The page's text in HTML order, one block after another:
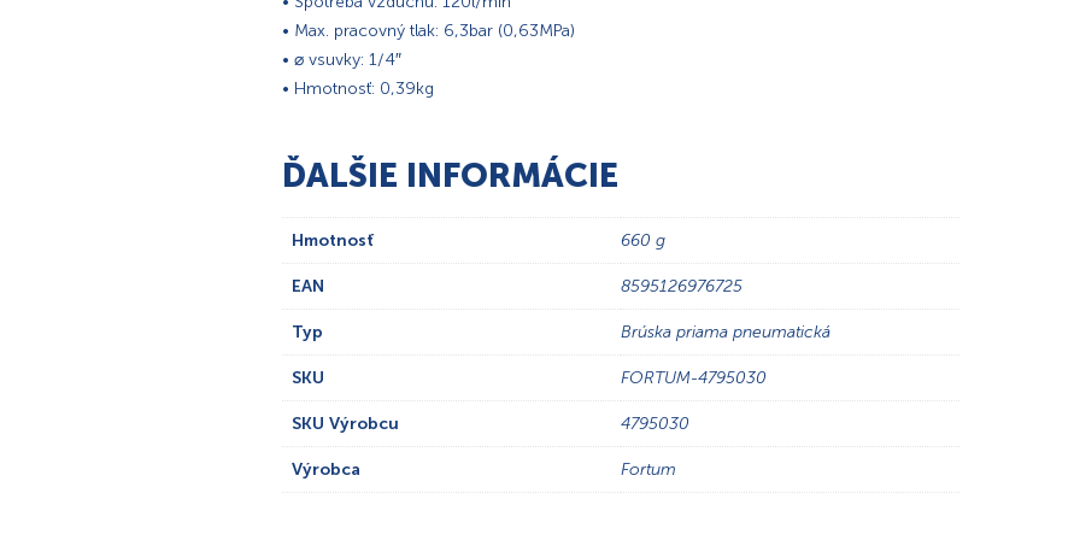
• Max. pracovný tlak: 6,3bar (0,63MPa)
• ⌀ vsuvky: 1/4″
• Hmotnosť: 0,39kg
ĎALŠIE INFORMÁCIE
Hmotnosť 660 g
EAN 8595126976725
Typ Brúska priama pneumatická
SKU FORTUM-4795030
SKU Výrobcu 4795030
Výrobca Fortum